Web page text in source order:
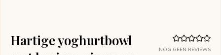
NOG GEEN REVIEWS
Hartige yoghurtbowl